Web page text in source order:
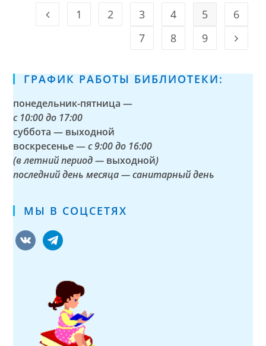
В
СЕТИ
Go to the previous page
1 2 3 4 5
6
7
8 9 Go to
ГРАФИК РАБОТЫ БИБЛИОТЕКИ:
понедельник-пятница —
с 10:00 до 17:00
суббота — выходной
воскресенье —с 9:00 до 16:00
(в летний период — выходной)
последний день месяца — санитарный день
МЫ В СОЦСЕТЯХ
vkontaktetelegram